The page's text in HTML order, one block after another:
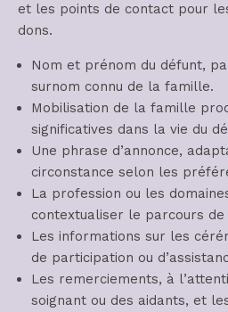
et les points de contact pour
dons.
Nom et prénom du défunt,
surnom connu de la famille.
Mobilisation de la famille
significatives dans la vie du
Une phrase d’annonce,
circonstance selon les
La profession ou les
contextualiser le parcours de
Les informations sur les
de participation ou
Les remerciements, à
soignant ou des aidants, et